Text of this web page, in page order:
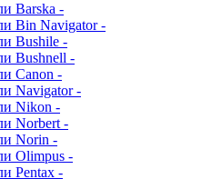
Barska -
Bin Navigator -
Bushile -
Bushnell -
Canon -
Navigator -
Nikon -
Norbert -
Norin -
Olimpus -
Pentax -